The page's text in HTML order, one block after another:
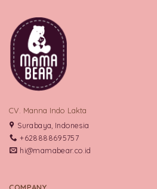
CV. Manna Indo Lakta
Surabaya, Indonesia
+628888695757
hi@mamabear.co.id
COMPANY